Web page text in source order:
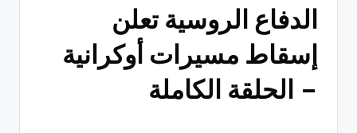
يو
ى
الرياضية
والسياسية
والاقتصادية.
الدفاع الروسية تعلن
إسقاط مسيرات أوكرانية
– الحلقة الكاملة